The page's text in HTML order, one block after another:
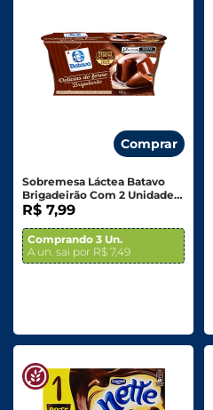
Comprar
Sobremesa Láctea Batavo
Brigadeirão Com 2 Unidades
180g
R$ 7,99
Comprando 3 Un.
A un. sai por R$ 7,49